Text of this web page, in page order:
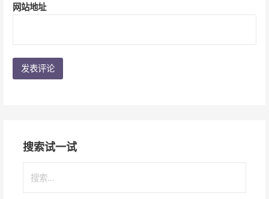
网站地址
搜索试一试
索